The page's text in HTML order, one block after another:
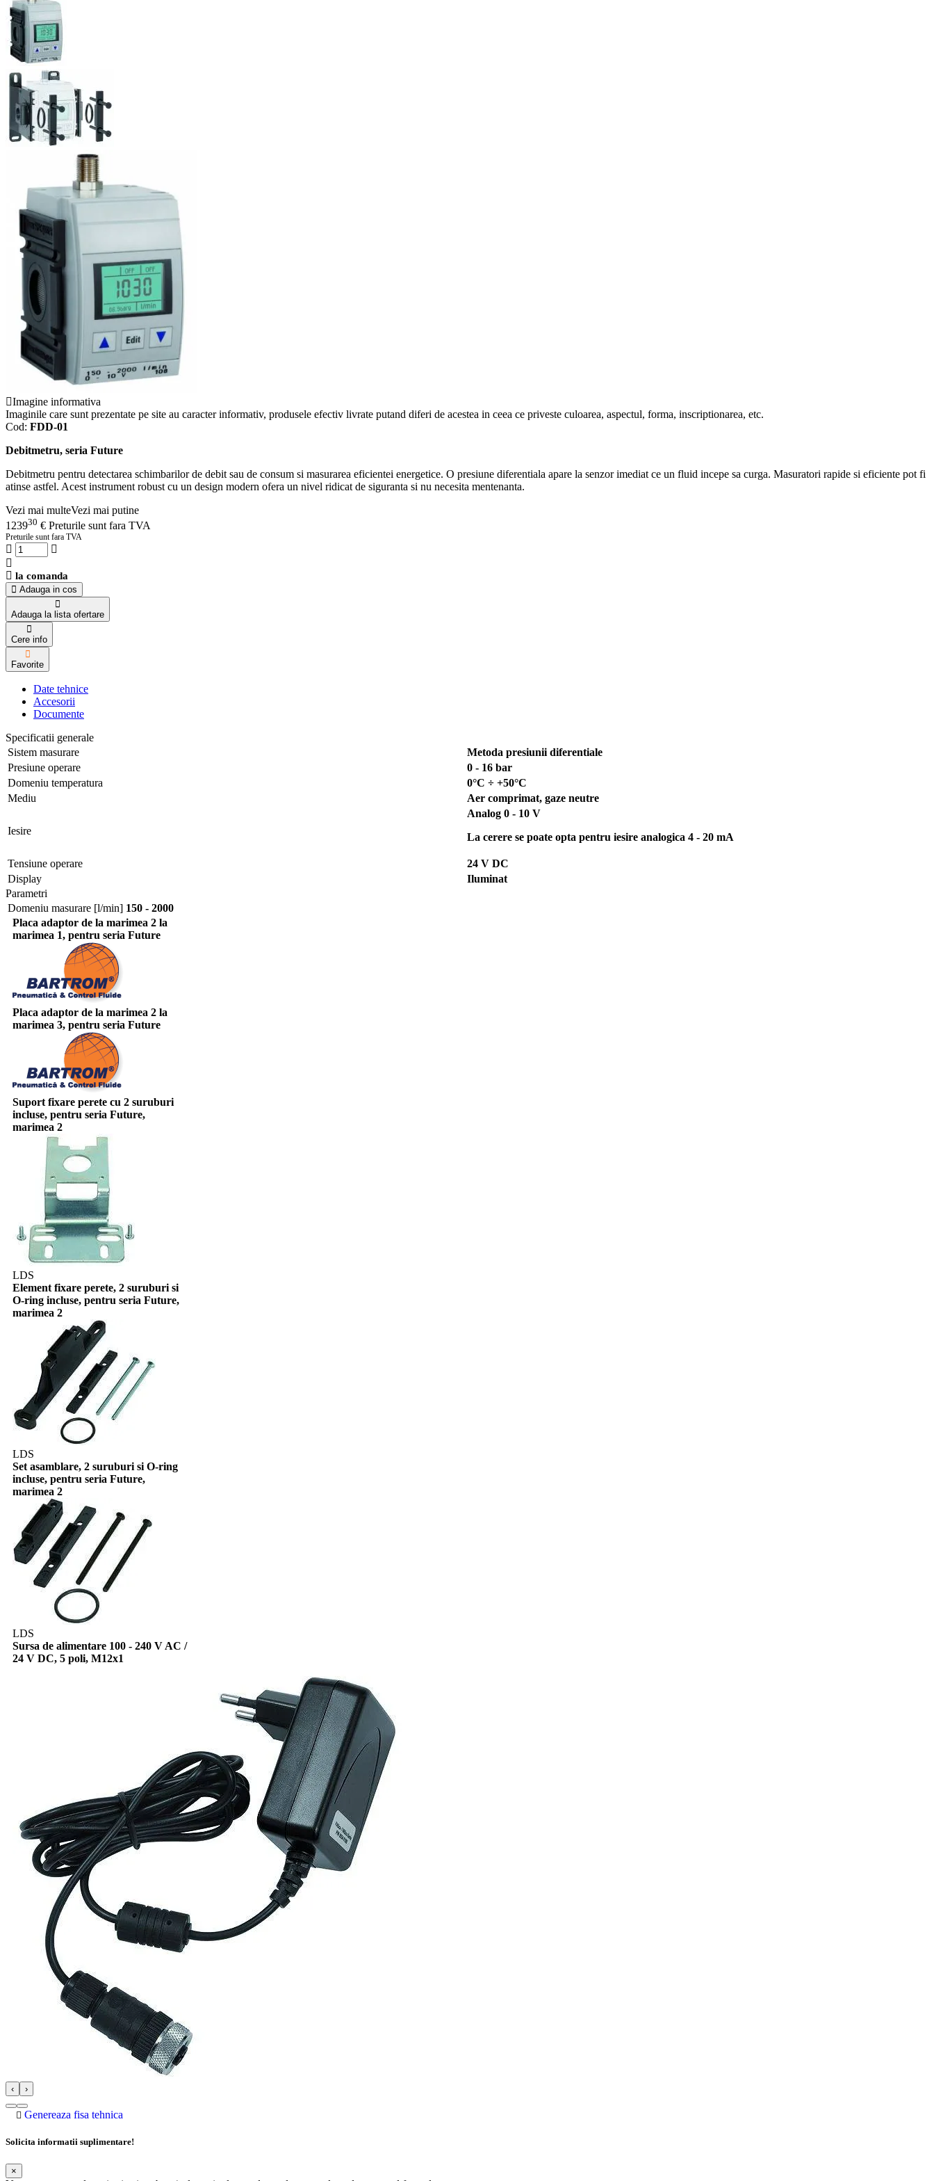
Imagine informativa
Imaginile care sunt prezentate pe site au caracter informativ, produsele efectiv livrate putand diferi de acestea in ceea ce priveste culoarea, aspectul, forma, inscriptionarea, etc.
Cod: FDD-01
Debitmetru, seria Future
Debitmetru pentru detectarea schimbarilor de debit sau de consum si masurarea eficientei energetice. O presiune diferentiala apare la senzor imediat ce un fluid incepe sa curga. Masuratori rapide si eficiente pot fi
atinse astfel. Acest instrument robust cu un design modern ofera un nivel ridicat de siguranta si nu necesita mentenanta.
Vezi mai multeVezi mai putine
123930 € Preturile sunt fara TVA
Preturile sunt fara TVA
la comanda
Adauga in cos
Adauga la lista ofertare
Cere info
Favorite
Date tehnice
Accesorii
Documente
Specificatii generale
Sistem masurare
Metoda presiunii diferentiale
Presiune operare
0 - 16 bar
Domeniu temperatura
0°C ÷ +50°C
Mediu
Aer comprimat, gaze neutre
Iesire
Analog 0 - 10 V
La cerere se poate opta pentru iesire analogica 4 - 20 mA
Tensiune operare
24 V DC
Display
Iluminat
Parametri
Domeniu masurare [l/min] 150 - 2000
Placa adaptor de la marimea 2 la
marimea 1, pentru seria Future
Placa adaptor de la marimea 2 la
marimea 3, pentru seria Future
Suport fixare perete cu 2 suruburi
incluse, pentru seria Future,
marimea 2
LDS
Element fixare perete, 2 suruburi si
O-ring incluse, pentru seria Future,
marimea 2
LDS
Set asamblare, 2 suruburi si O-ring
incluse, pentru seria Future,
marimea 2
LDS
Sursa de alimentare 100 - 240 V AC /
24 V DC, 5 poli, M12x1
‹ ›
Genereaza fisa tehnica
Solicita informatii suplimentare!
×